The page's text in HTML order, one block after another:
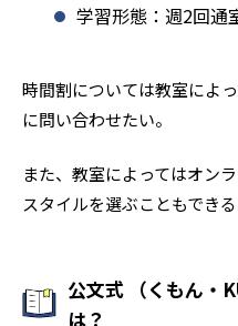
学習形態：週2回通
時間割については教室によ
に問い合わせたい。
また、教室によってはオン
スタイルを選ぶこともできる
公文式 （くもん・
は？